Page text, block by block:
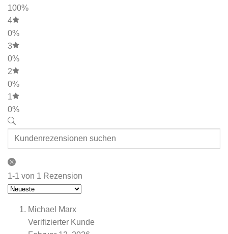
100%
4
0%
3
0%
2
0%
1
0%
1-1 von 1 Rezension
Michael Marx
Verifizierter Kunde